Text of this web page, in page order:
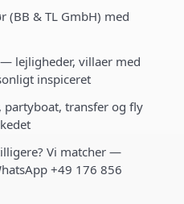
(BB & TL GmbH) med
lejligheder, villaer med
inspiceret
partyboat, transfer og fly
Vi matcher —
+49 176 856